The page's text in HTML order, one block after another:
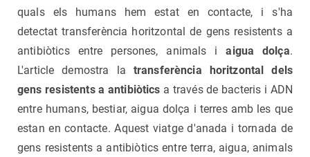
quals els humans hem estat en contacte, i s'ha
detectat transferència horitzontal de gens resistents a
antibiòtics entre persones, animals iaigua dolça.
L'article demostra la transferència horitzontal dels
gens resistents a antibiòtics a través de bacteris i ADN
entre humans, bestiar, aigua dolça i terres amb les que
estan en contacte. Aquest viatge d'anada i tornada de
gens resistents a antibiòtics entre terra, aigua, animals